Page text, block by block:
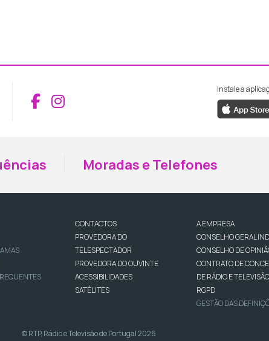
Aceder ao Facebook da RTP
Aceder ao Instagram da RTP
Instale a
Moradas e Telefones
CONTACTOS
PROVEDORA DO
TELESPECTADOR
PROVEDORA DO OUVINTE
ACESSIBILIDADES
SATÉLITES
A EMPRESA
CONSELHO GERAL
CONSELHO DE
CONTRATO DE
DE RÁDIO E TELEVISÃO
RGPD
GESTÃO DAS
© RTP, Rádio e Televisão de Portugal 2026